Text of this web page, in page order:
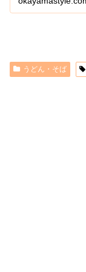
うどん・そば